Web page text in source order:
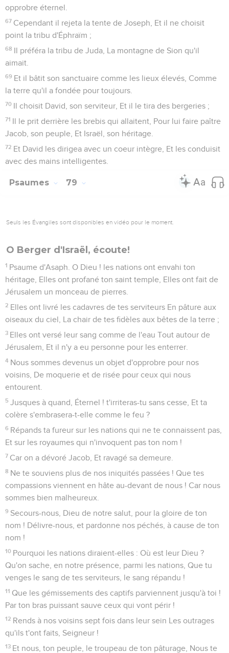
opprobre éternel.
67 Cependant il rejeta la tente de Joseph, Et il ne choisit
point la tribu d'Éphraïm ;
68 Il préféra la tribu de Juda, La montagne de Sion qu'il
aimait.
69 Et il bâtit son sanctuaire comme les lieux élevés, Comme
la terre qu'il a fondée pour toujours.
70 Il choisit David, son serviteur, Et il le tira des bergeries ;
71 Il le prit derrière les brebis qui allaitent, Pour lui faire paître
Jacob, son peuple, Et Israël, son héritage.
72 Et David les dirigea avec un coeur intègre, Et les conduisit
avec des mains intelligentes.
Psaumes 79
Seuls les Évangiles sont disponibles en vidéo pour le moment.
O Berger d'Israël, écoute!
1 Psaume d'Asaph. O Dieu ! les nations ont envahi ton
héritage, Elles ont profané ton saint temple, Elles ont fait de
Jérusalem un monceau de pierres.
2 Elles ont livré les cadavres de tes serviteurs En pâture aux
oiseaux du ciel, La chair de tes fidèles aux bêtes de la terre ;
3 Elles ont versé leur sang comme de l'eau Tout autour de
Jérusalem, Et il n'y a eu personne pour les enterrer.
4 Nous sommes devenus un objet d'opprobre pour nos
voisins, De moquerie et de risée pour ceux qui nous
entourent.
5 Jusques à quand, Éternel ! t'irriteras-tu sans cesse, Et ta
colère s'embrasera-t-elle comme le feu ?
6 Répands ta fureur sur les nations qui ne te connaissent pas,
Et sur les royaumes qui n'invoquent pas ton nom !
7 Car on a dévoré Jacob, Et ravagé sa demeure.
8 Ne te souviens plus de nos iniquités passées ! Que tes
compassions viennent en hâte au-devant de nous ! Car nous
sommes bien malheureux.
9 Secours-nous, Dieu de notre salut, pour la gloire de ton
nom ! Délivre-nous, et pardonne nos péchés, à cause de ton
nom !
10 Pourquoi les nations diraient-elles : Où est leur Dieu ?
Qu'on sache, en notre présence, parmi les nations, Que tu
venges le sang de tes serviteurs, le sang répandu !
11 Que les gémissements des captifs parviennent jusqu'à toi !
Par ton bras puissant sauve ceux qui vont périr !
12 Rends à nos voisins sept fois dans leur sein Les outrages
qu'ils t'ont faits, Seigneur !
13 Et nous, ton peuple, le troupeau de ton pâturage, Nous te